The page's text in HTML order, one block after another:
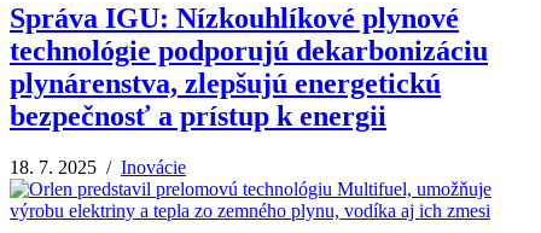
Správa IGU: Nízkouhlíkové plynové
technológie podporujú dekarbonizáciu
plynárenstva, zlepšujú energetickú
bezpečnosť a prístup k energii
18. 7. 2025 / Inovácie